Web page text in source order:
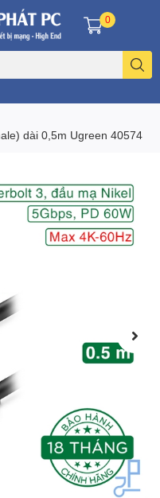
0
dài 0,5m Ugreen 40574